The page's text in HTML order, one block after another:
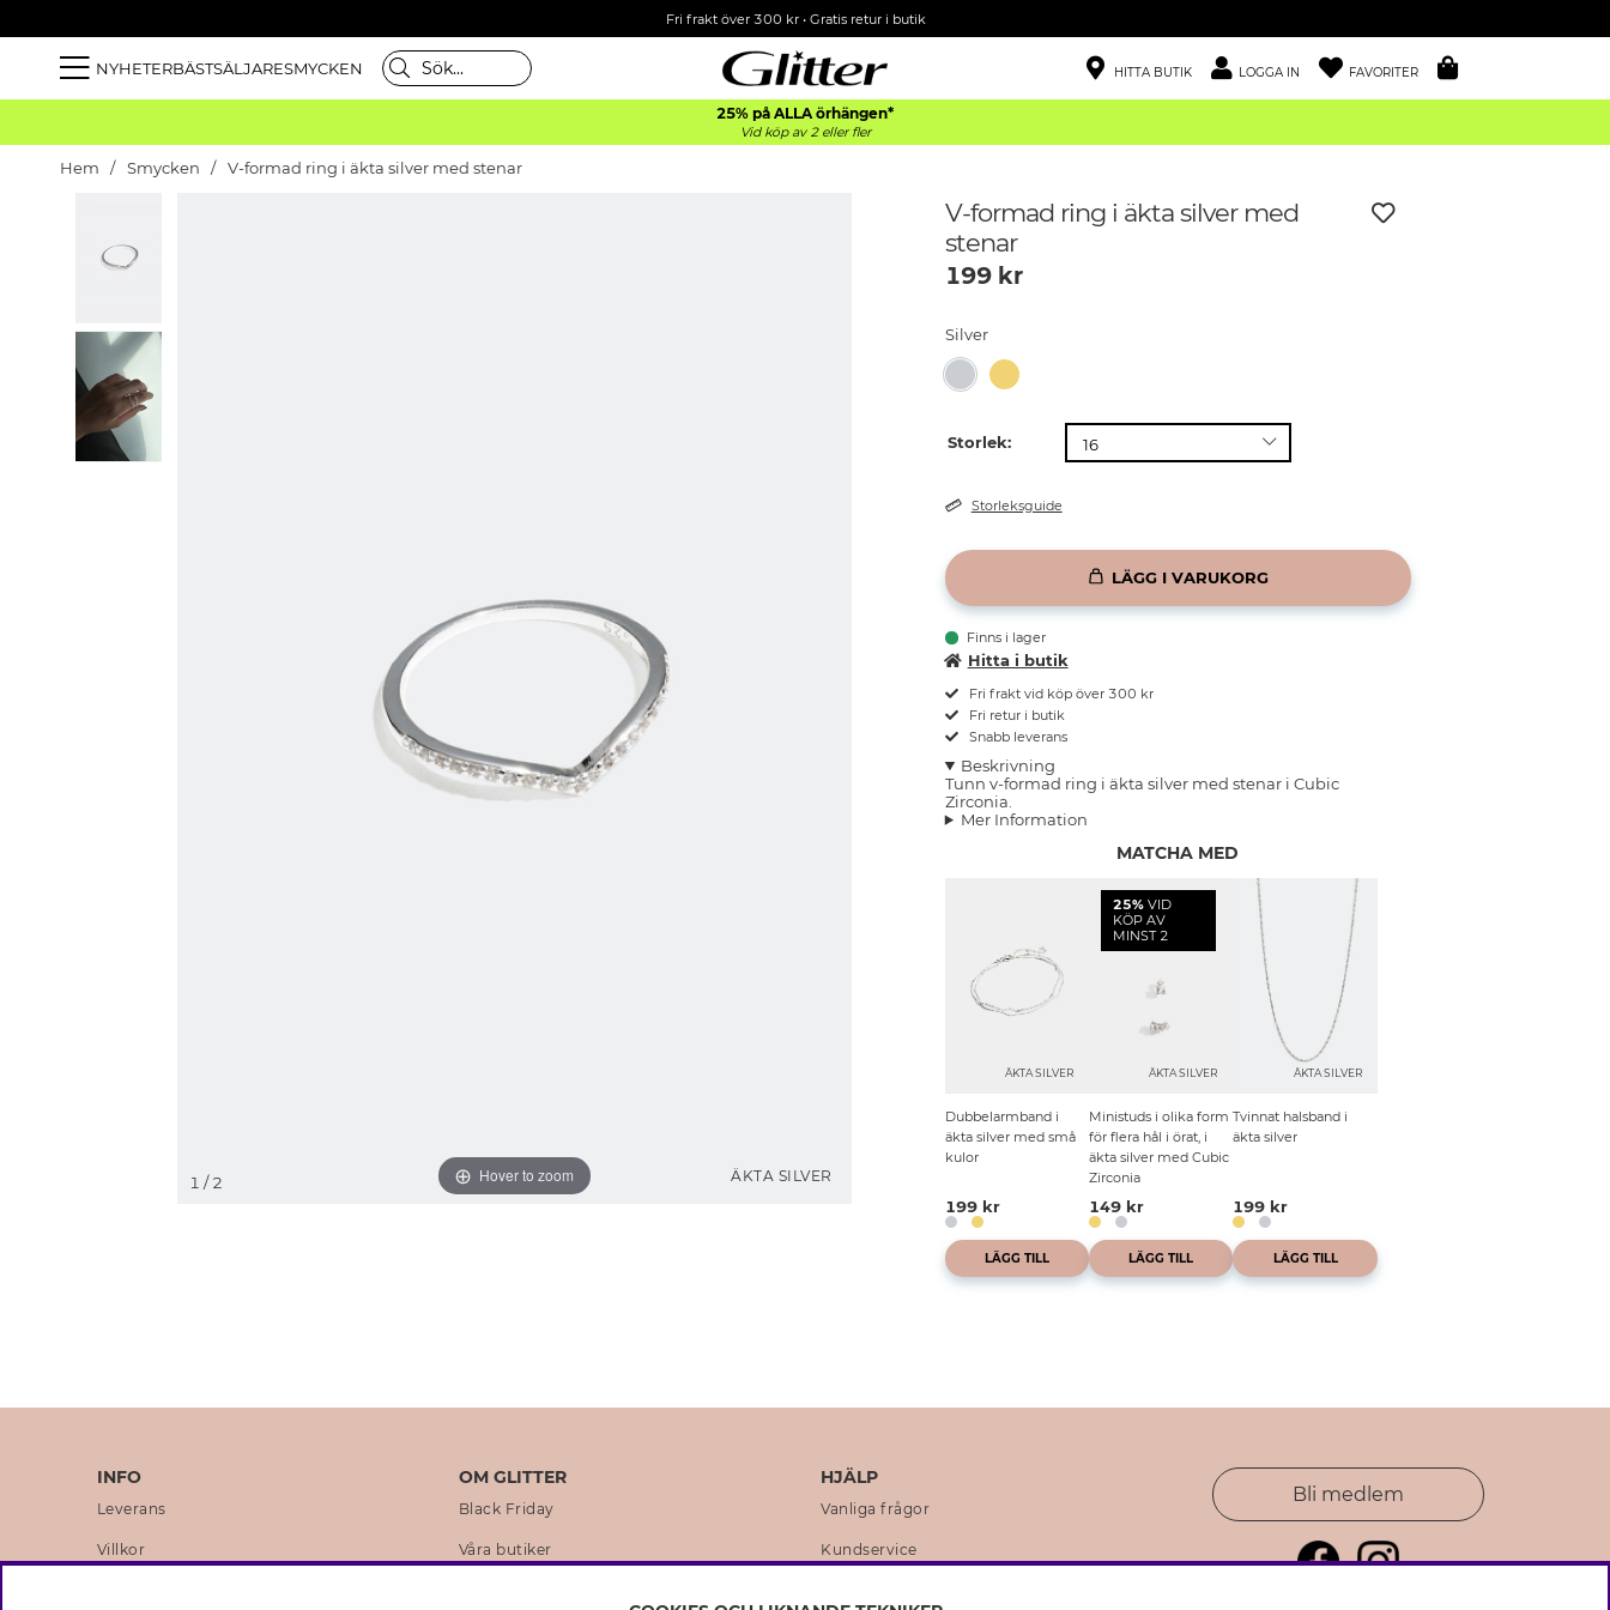
Fri frakt över 300 kr• Gratis retur i butik
NYHETERBÄSTSÄLJARESMYCKEN HITTA BUTIK LOGGA IN FAVORITER
25% på ALLA örhängen*
Vid köp av 2 eller fler
Hem Smycken V-formad ring i äkta silver med stenar
ÄKTA SILVER
Hover to zoom
1 / 2
V-formad ring i äkta silver med
stenar
199kr
Silver
Storlek:
Storleksguide
LÄGG I VARUKORG
Finns i lager
Hitta i butik
Fri frakt vid köp över 300 kr
Fri retur i butik
Snabb leverans
Beskrivning
Tunn v-formad ring i äkta silver med stenar i Cubic
Zirconia.
Mer Information
MATCHA MED
ÄKTA SILVER
Dubbelarmband i
äkta silver med små
kulor
199 kr
LÄGG TILL
25% VID
KÖP AV
MINST 2
ÄKTA SILVER
Ministuds i olika form
för flera hål i örat, i
äkta silver med Cubic
Zirconia
149 kr
LÄGG TILL
ÄKTA SILVER
Tvinnat halsband i
äkta silver
199 kr
LÄGG TILL
INFO
Leverans
Villkor
OM GLITTER
Black Friday
Våra butiker
HJÄLP
Vanliga frågor
Kundservice
Bli medlem